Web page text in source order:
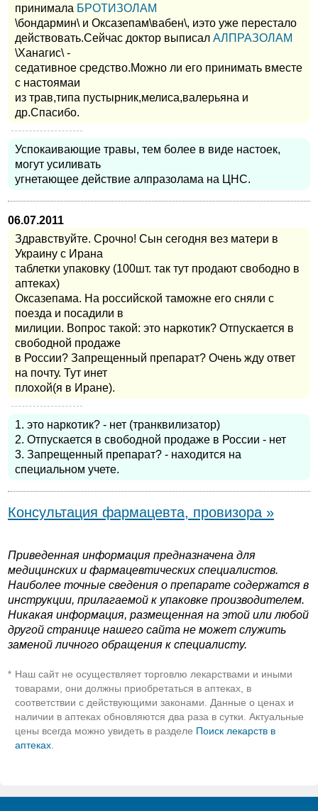
принимала БРОТИЗОЛАМ
\бондармин\ и Оксазепам\вабен\, иэто уже перестало
действовать.Сейчас доктор выписал АЛПРАЗОЛАМ
\Ханагис\ -
седативное средство.Можно ли его принимать вместе
с настоямаи
из трав,типа пустырник,мелиса,валерьяна и
др.Спасибо.
Успокаивающие травы, тем более в виде настоек,
могут усиливать
угнетающее действие алпразолама на ЦНС.
06.07.2011
Здравствуйте. Срочно! Сын сегодня вез матери в
Украину с Ирана
таблетки упаковку (100шт. так тут продают свободно в
аптеках)
Оксазепама. На российской таможне его сняли с
поезда и посадили в
милиции. Вопрос такой: это наркотик? Отпускается в
свободной продаже
в России? Запрещенный препарат? Очень жду ответ
на почту. Тут инет
плохой(я в Иране).
1. это наркотик? - нет (транквилизатор)
2. Отпускается в свободной продаже в России - нет
3. Запрещенный препарат? - находится на
специальном учете.
Консультация фармацевта, провизора »
Приведенная информация предназначена для
медицинских и фармацевтических специалистов.
Наиболее точные сведения о препарате содержатся в
инструкции, прилагаемой к упаковке производителем.
Никакая информация, размещенная на этой или любой
другой странице нашего сайта не может служить
заменой личного обращения к специалисту.
* Наш сайт не осуществляет торговлю лекарствами и иными
товарами, они должны приобретаться в аптеках, в
соответствии с действующими законами. Данные о ценах и
наличии в аптеках обновляются два раза в сутки. Актуальные
цены всегда можно увидеть в разделе Поиск лекарств в
аптеках